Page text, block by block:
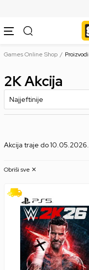
Games Online Shop Proizvodi
2K Akcija
Akcija traje do 10.05.2026.
Obriši sve